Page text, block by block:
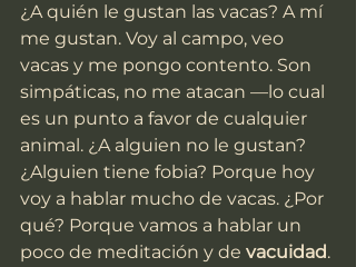
¿A quién le gustan las vacas? A mí
me gustan. Voy al campo, veo
vacas y me pongo contento. Son
simpáticas, no me atacan —lo cual
es un punto a favor de cualquier
animal. ¿A alguien no le gustan?
¿Alguien tiene fobia? Porque hoy
voy a hablar mucho de vacas. ¿Por
qué? Porque vamos a hablar un
poco de meditación y de vacuidad.